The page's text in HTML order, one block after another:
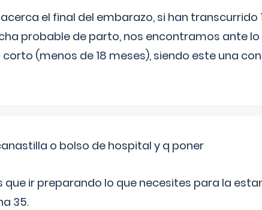
acerca el final del embarazo, si han transcurrido
probable de parto, nos encontramos ante
(menos de 18 meses), siendo este una
o bolso de hospital y q poner
que ir preparando lo que necesites para la
35.